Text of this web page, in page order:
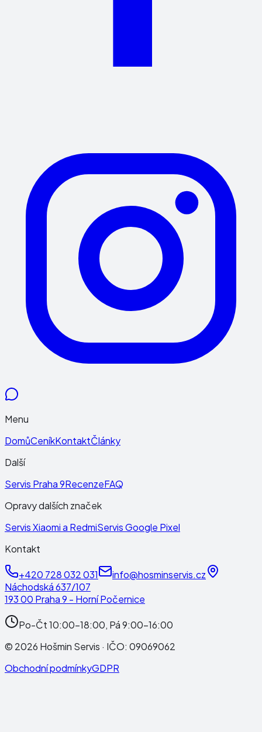
Menu
DomůCeníkKontaktČlánky
Další
Servis Praha 9RecenzeFAQ
Opravy dalších značek
Servis Xiaomi a RedmiServis Google Pixel
Kontakt
+420 728 032 031
info@hosminservis.cz
Náchodská 637/107
193 00 Praha 9 - Horní Počernice
Po-Čt 10:00-18:00, Pá 9:00-16:00
© 2026 Hošmin Servis · IČO: 09069062
Obchodní podmínkyGDPR